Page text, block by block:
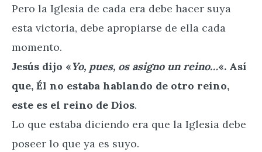
Pero la Iglesia de cada era debe hacer suya
esta victoria, debe apropiarse de ella cada
momento.
Jesús dijo «Yo, pues, os asigno un reino…«. Así
que, Él no estaba hablando de otro reino,
este es el reino de Dios.
Lo que estaba diciendo era que la Iglesia debe
poseer lo que ya es suyo.